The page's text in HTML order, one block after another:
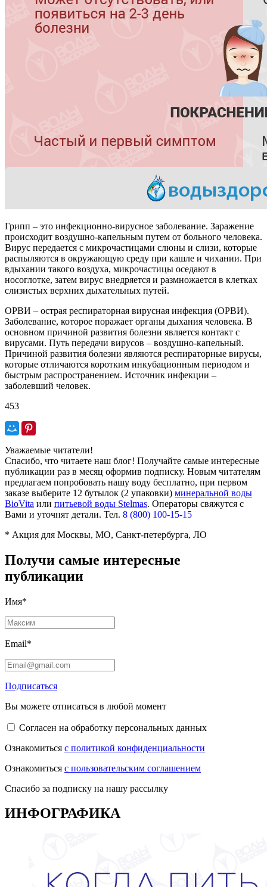
Грипп – это инфекционно-вирусное заболевание. Заражение
происходит воздушно-капельным путем от больного человека.
Вирус передается с микрочастицами слюны и слизи, которые
распыляются в окружающую среду при кашле и чихании. При
вдыхании такого воздуха, микрочастицы оседают в
носоглотке, затем вирус внедряется и размножается в клетках
слизистых верхних дыхательных путей.
ОРВИ – острая респираторная вирусная инфекция (ОРВИ).
Заболевание, которое поражает органы дыхания человека. В
основном причиной развития болезни является контакт с
вирусами. Путь передачи вирусов – воздушно-капельный.
Причиной развития болезни являются респираторные вирусы,
которые отличаются коротким инкубационным периодом и
быстрым распространением. Источник инфекции –
заболевший человек.
453
Уважаемые читатели!
Спасибо, что читаете наш блог! Получайте самые интересные
публикации раз в месяц оформив подписку. Новым читателям
предлагаем попробовать нашу воду бесплатно, при первом
заказе выберите 12 бутылок (2 упаковки) минеральной воды
BioVita или питьевой воды Stelmas. Операторы свяжутся с
Вами и уточнят детали. Тел. 8 (800) 100-15-15
* Акция для Москвы, МО, Санкт-петербурга, ЛО
Получи самые интересные
публикации
Имя*
Email*
Подписаться
Вы можете отписаться в любой момент
Согласен на обработку персональных данных
Ознакомиться с политикой конфиденциальности
Ознакомиться с пользовательским соглашением
Спасибо за подписку на нашу рассылку
ИНФОГРАФИКА